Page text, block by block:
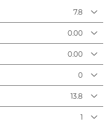
7.8
0.00
0.00
0
13.8
1